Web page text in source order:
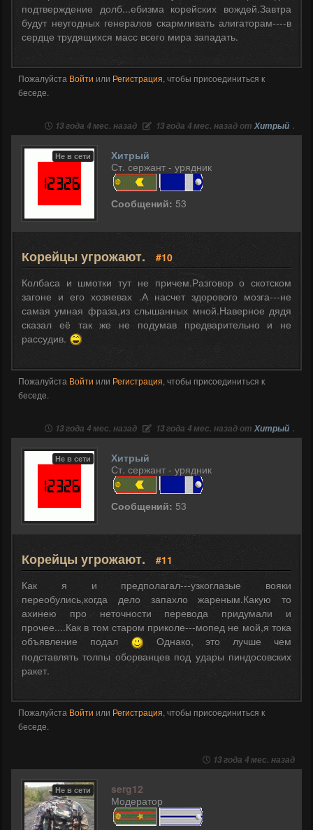
подтверждение долб...ебизма корейских вождей.Завтра
будут неугодных генералов скармливать алигаторам----в
сердце трудящихся масс всего мира западать.
Пожалуйста Войти или Регистрация, чтобы присоединиться к
беседе.
13 года 4 мес. назад 13 года 4 мес. назад отХитрый .
Не в сети
Хитрый
Ст. сержант - урядник
Сообщений: 53
Корейцы угрожают.
#10
Колбаса и шмотки тут не причем.Разговор о скотском
загоне и его хозяевах .А насчет здорового мозга---не
самая умная фраза,из слышанных мной.Наверное дядя
сказал её так же не подумав предварительно и не
рассудив.
Пожалуйста Войти или Регистрация, чтобы присоединиться к
беседе.
13 года 4 мес. назад 13 года 4 мес. назад отХитрый .
Не в сети
Хитрый
Ст. сержант - урядник
Сообщений: 53
Корейцы угрожают.
#11
Как я и предполагал---узкоглазые вояки
переобулись,когда дело запахло жареным.Какую то
ахинею про неточности перевода придумали и
прочее....Как в том старом приколе---мопед не мой,я тока
объявление подал
Однако, это лучше чем
подставлять толпы оборванцев под удары пиндосовских
ракет.
Пожалуйста Войти или Регистрация, чтобы присоединиться к
беседе.
13 года 4 мес. назад
Не в сети
serg12
Модератор